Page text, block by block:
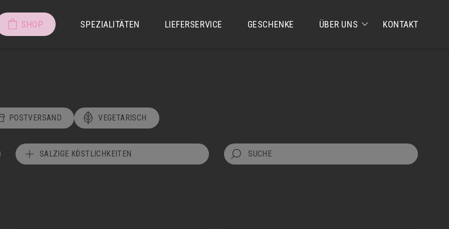
SHOP SPEZIALITÄTEN LIEFERSERVICE GESCHENKE ÜBER UNS KONTAKT
POSTVERSAND VEGETARISCH
SALZIGE KÖSTLICHKEITEN